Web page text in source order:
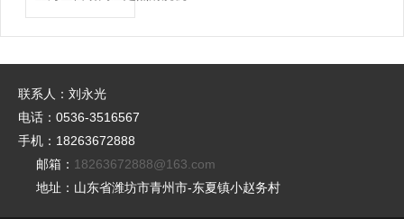
联系人：刘永光
电话：0536-3516567
手机：18263672888
邮箱： 18263672888@163.com
地址：山东省潍坊市青州市-东夏镇小赵务村